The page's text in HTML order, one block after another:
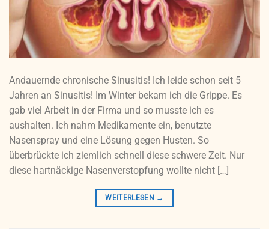
Andauernde chronische Sinusitis! Ich leide schon seit 5
Jahren an Sinusitis! Im Winter bekam ich die Grippe. Es
gab viel Arbeit in der Firma und so musste ich es
aushalten. Ich nahm Medikamente ein, benutzte
Nasenspray und eine Lösung gegen Husten. So
überbrückte ich ziemlich schnell diese schwere Zeit. Nur
diese hartnäckige Nasenverstopfung wollte nicht […]
WEITERLESEN →